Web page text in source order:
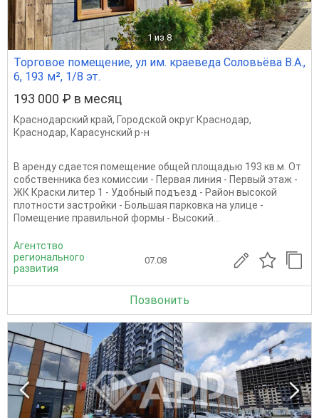
1 из 8
Торговое помещение, ул им. краеведа Соловьёва В.А.,
6, 193 м², 1/8 эт.
193 000 ₽ в месяц
Краснодарский край, Городской округ Краснодар,
Краснодар, Карасунский р-н
В аренду сдается помещение общей площадью 193 кв.м. От
собственника без комиссии - Первая линия - Первый этаж -
ЖК Краски литер 1 - Удобный подъезд - Район высокой
плотности застройки - Большая парковка на улице -
Помещение правильной формы - Высокий...
Агентство
регионального
развития
07.08
Позвонить